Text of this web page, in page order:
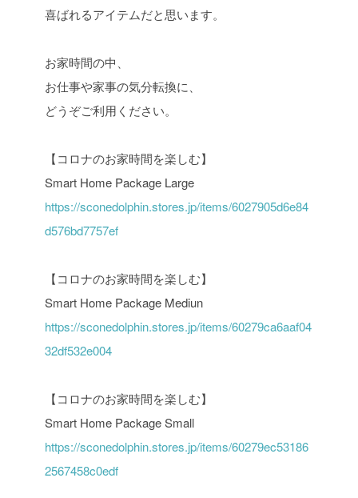
喜ばれるアイテムだと思います。
お家時間の中、
お仕事や家事の気分転換に、
どうぞご利用ください。
【コロナのお家時間を楽しむ】
Smart Home Package Large
https://sconedolphin.stores.jp/items/6027905d6e84
d576bd7757ef
【コロナのお家時間を楽しむ】
Smart Home Package Mediun
https://sconedolphin.stores.jp/items/60279ca6aaf04
32df532e004
【コロナのお家時間を楽しむ】
Smart Home Package Small
https://sconedolphin.stores.jp/items/60279ec53186
2567458c0edf